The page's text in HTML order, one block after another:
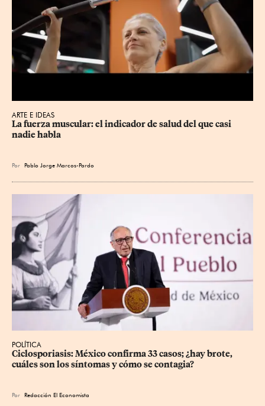
ARTE E IDEAS
La fuerza muscular: el indicador de salud del que casi
nadie habla
Por Pablo Jorge Marcos-Pardo
POLÍTICA
Ciclosporiasis: México confirma 33 casos; ¿hay brote,
cuáles son los síntomas y cómo se contagia?
Por Redacción El Economista